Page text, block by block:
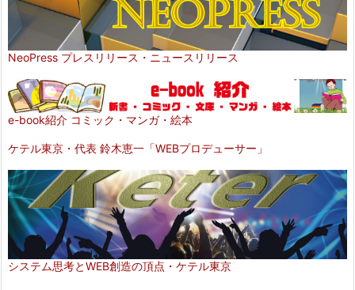
NeoPress プレスリリース・ニュースリリース
e-book紹介 コミック・マンガ・絵本
ケテル東京・代表 鈴木恵一「WEBプロデューサー」
システム思考とWEB創造の頂点・ケテル東京